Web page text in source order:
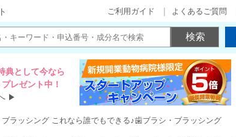
ご利用ガイド よくあるご質問
典として今なら
レゼント中！
▶
ラッシング これなら誰でもできる♪歯ブラシ・ブラッシング